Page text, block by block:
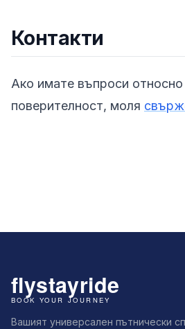
Контакти
Ако имате въпроси относно
поверителност, моля
Вашият универсален пътнически